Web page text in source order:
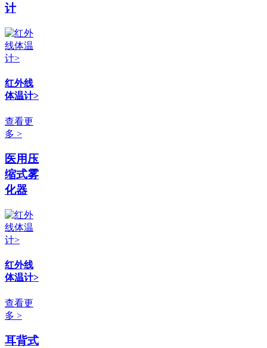
计
红外线
体温计>
查看更
多 >
医用压
缩式雾
化器
红外线
体温计>
查看更
多 >
耳背式